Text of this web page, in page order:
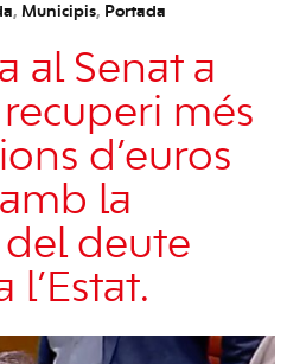
, Municipis, Portada
al Senat a
més
d’euros
la
deute